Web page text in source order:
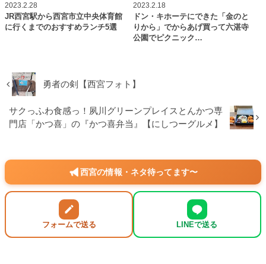
2023.2.28
JR西宮駅から西宮市立中央体育館
に行くまでのおすすめランチ5選
2023.2.18
ドン・キホーテにできた「金のと
りから」でからあげ買って六湛寺
公園でピクニック…
勇者の剣【西宮フォト】
サクっふわ食感っ！夙川グリーンプレイスとんかつ専
門店「かつ喜」の『かつ喜弁当』【にしつーグルメ】
西宮の情報・ネタ待ってます〜
フォームで送る LINEで送る